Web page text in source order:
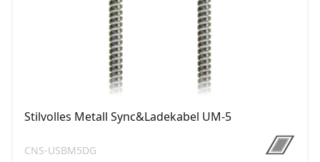
Stilvolles Metall Sync&Ladekabel UM-5
CNS-USBM5DG